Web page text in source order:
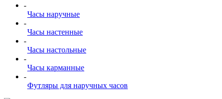
-
Часы наручные
-
Часы настенные
-
Часы настольные
-
Часы карманные
-
Футляры для наручных часов